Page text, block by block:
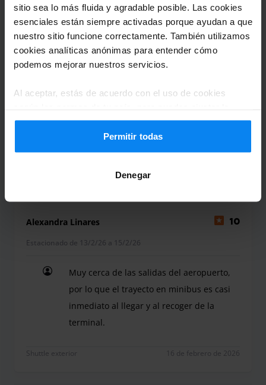
sitio sea lo más fluida y agradable posible. Las cookies
esenciales están siempre activadas porque ayudan a que
nuestro sitio funcione correctamente. También utilizamos
cookies analíticas anónimas para entender cómo
podemos mejorar nuestros servicios.
Al aceptar, estás de acuerdo con el uso de cookies
configuración en cualquier momento. Para conocer todos
los detalles, consulta nuestra Política de privacidad
Permitir todas
Denegar
Jean Muelas 10
Estacionado de 19/2/26 a 23/2/26
Excelente servicio. Son un gran equipo!
Alexandra Linares 10
Estacionado de 13/2/26 a 15/2/26
Muy cerca de las salidas del aeropuerto,
por lo que el trayecto en minibus es casi
inmediato al llegar y al recoger de la
terminal.
Shuttle exterior 16 de febrero de 2026